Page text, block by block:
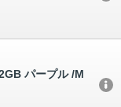
パープル /M